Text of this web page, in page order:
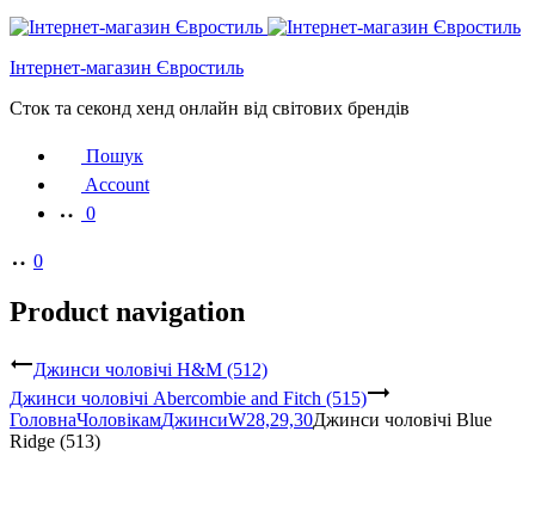
Інтернет-магазин Євростиль
Сток та секонд хенд онлайн від світових брендів
Пошук
Account
0
0
Product navigation
Джинси чоловічі H&M (512)
Джинси чоловічі Abercombie and Fitch (515)
ГоловнаЧоловікамДжинсиW28,29,30Джинси чоловічі Blue
Ridge (513)